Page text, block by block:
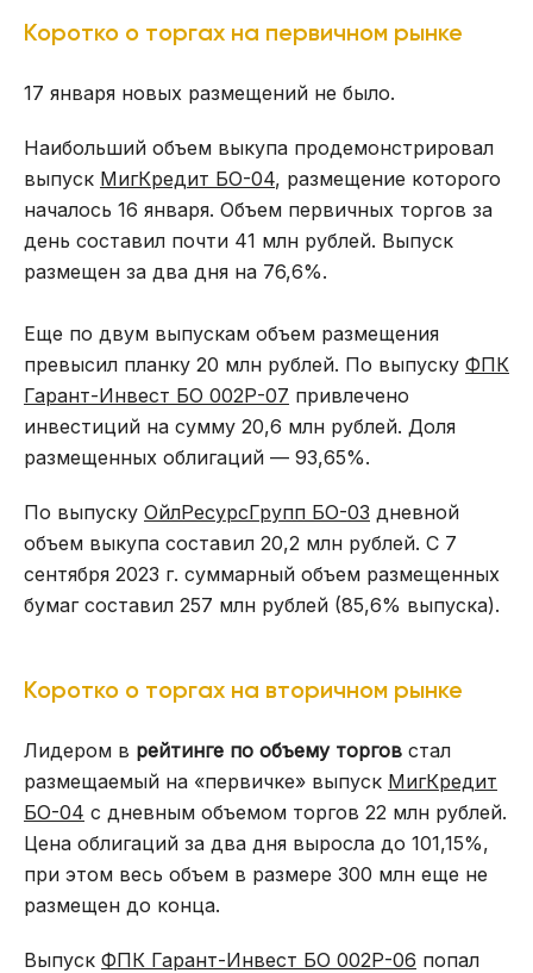
Коротко о торгах на первичном рынке
17 января новых размещений не было.
Наибольший объем выкупа продемонстрировал
выпуск МигКредит БО-04, размещение которого
началось 16 января. Объем первичных торгов за
день составил почти 41 млн рублей. Выпуск
размещен за два дня на 76,6%.
Еще по двум выпускам объем размещения
превысил планку 20 млн рублей. По выпуску ФПК
Гарант-Инвест БО 002Р-07 привлечено
инвестиций на сумму 20,6 млн рублей. Доля
размещенных облигаций — 93,65%.
По выпуску ОйлРесурсГрупп БО-03 дневной
объем выкупа составил 20,2 млн рублей. С 7
сентября 2023 г. суммарный объем размещенных
бумаг составил 257 млн рублей (85,6% выпуска).
Коротко о торгах на вторичном рынке
Лидером в рейтинге по объему торгов стал
размещаемый на «первичке» выпуск МигКредит
БО-04 с дневным объемом торгов 22 млн рублей.
Цена облигаций за два дня выросла до 101,15%,
при этом весь объем в размере 300 млн еще не
размещен до конца.
Выпуск ФПК Гарант-Инвест БО 002Р-06 попал